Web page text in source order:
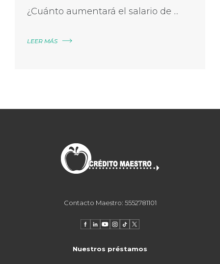
¿Cuánto aumentará el salario de ...
LEER MÁS
Contacto Maestro: 5552781101
Nuestros préstamos